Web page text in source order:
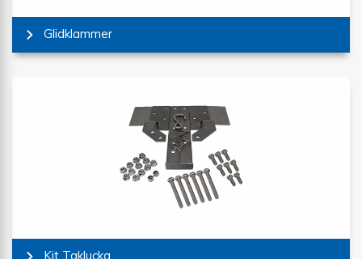
Glidklammer
Kit Taklucka